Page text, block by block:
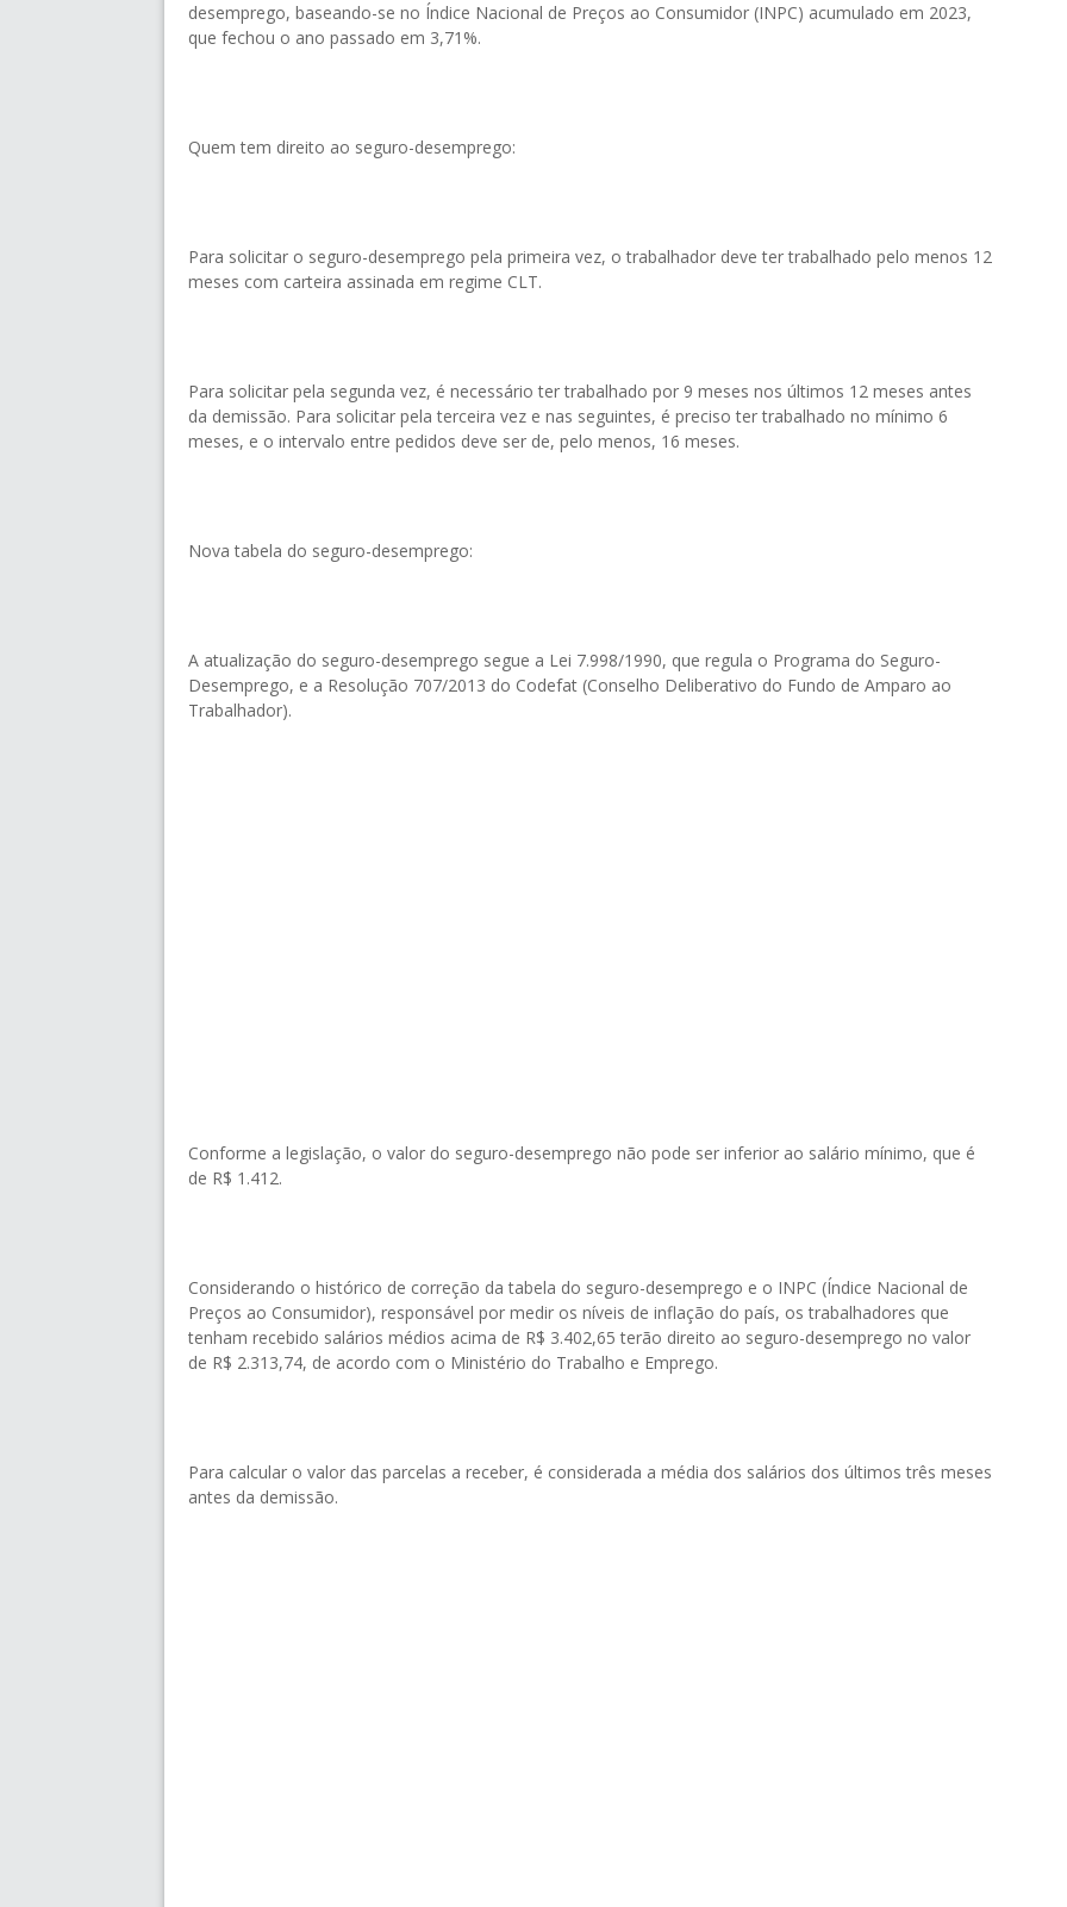
desemprego, baseando-se no Índice Nacional de Preços ao Consumidor (INPC) acumulado em 2023,
que fechou o ano passado em 3,71%.
Quem tem direito ao seguro-desemprego:
Para solicitar o seguro-desemprego pela primeira vez, o trabalhador deve ter trabalhado pelo menos 12
meses com carteira assinada em regime CLT.
Para solicitar pela segunda vez, é necessário ter trabalhado por 9 meses nos últimos 12 meses antes
da demissão. Para solicitar pela terceira vez e nas seguintes, é preciso ter trabalhado no mínimo 6
meses, e o intervalo entre pedidos deve ser de, pelo menos, 16 meses.
Nova tabela do seguro-desemprego:
A atualização do seguro-desemprego segue a Lei 7.998/1990, que regula o Programa do Seguro-
Desemprego, e a Resolução 707/2013 do Codefat (Conselho Deliberativo do Fundo de Amparo ao
Trabalhador).
Conforme a legislação, o valor do seguro-desemprego não pode ser inferior ao salário mínimo, que é
de R$ 1.412.
Considerando o histórico de correção da tabela do seguro-desemprego e o INPC (Índice Nacional de
Preços ao Consumidor), responsável por medir os níveis de inflação do país, os trabalhadores que
tenham recebido salários médios acima de R$ 3.402,65 terão direito ao seguro-desemprego no valor
de R$ 2.313,74, de acordo com o Ministério do Trabalho e Emprego.
Para calcular o valor das parcelas a receber, é considerada a média dos salários dos últimos três meses
antes da demissão.